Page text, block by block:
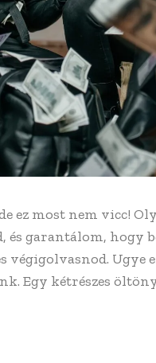
ez most nem vicc!
garantálom, hogy
végigolvasnod. Ugye
Egy kétrészes öltöny